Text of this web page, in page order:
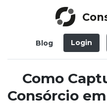
Blog Login
Como
Consórcio